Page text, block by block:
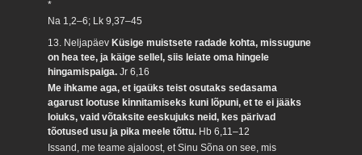
*
Na 1,2–6; Lk 9,37–45
13. NeljapäevKüsige muistsete radade kohta, missugune
on hea tee, ja käige sellel, siis leiate oma hingele
hingamispaiga.Jr 6,16
Me ihkame aga, et igaüks teist osutaks sedasama
agarust lootuse kinnitamiseks kuni lõpuni, et te ei jääks
loiuks, vaid võtaksite eeskujuks neid, kes pärivad
tõotused usu ja pika meele tõttu. Hb 6,11–12
Issand, me teame ajaloost, et Sinu Sõna on see, mis